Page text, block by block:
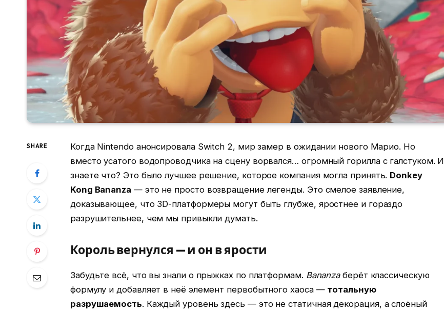
SHARE
Когда Nintendo анонсировала Switch 2, мир замер в ожидании нового Марио. Но
вместо усатого водопроводчика на сцену ворвался… огромный горилла с галстуком. И
знаете что? Это было лучшее решение, которое компания могла принять. Donkey
Kong Bananza — это не просто возвращение легенды. Это смелое заявление,
доказывающее, что 3D-платформеры могут быть глубже, яростнее и гораздо
разрушительнее, чем мы привыкли думать.
Король вернулся — и он в ярости
Забудьте всё, что вы знали о прыжках по платформам. Bananzaберёт классическую
формулу и добавляет в неё элемент первобытного хаоса — тотальную
разрушаемость. Каждый уровень здесь — это не статичная декорация, а слоёный